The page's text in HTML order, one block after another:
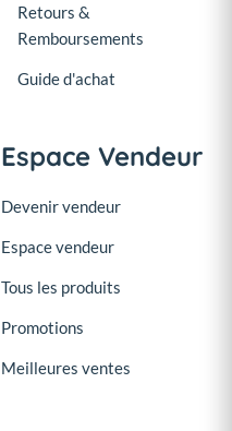
Retours &
Remboursements
Guide d'achat
Espace Vendeur
Devenir vendeur
Espace vendeur
Tous les produits
Promotions
Meilleures ventes